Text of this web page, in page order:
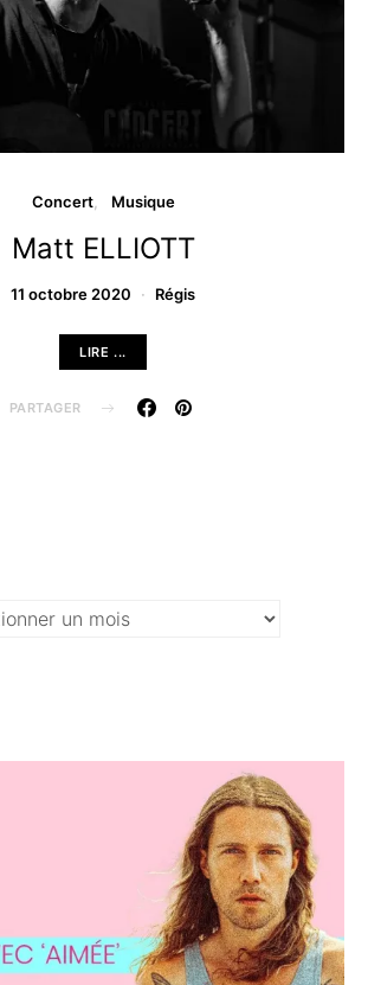
Concert Musique
Matt ELLIOTT
11 octobre 2020 Régis
LIRE ...
PARTAGER